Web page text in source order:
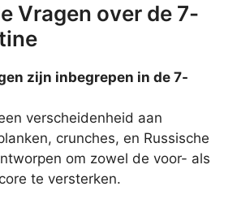
Vragen over de 7-
zijn inbegrepen in de 7-
verscheidenheid aan
crunches, en Russische
om zowel de voor- als
te versterken.